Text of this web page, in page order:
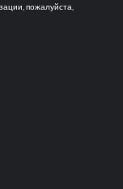
пожалуйста,